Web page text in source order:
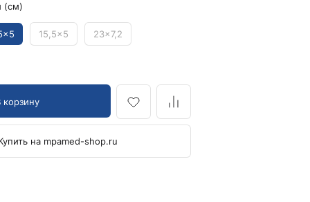
Отоскопы и ЛОР-наборы
ЛОР-наборы
Отоскопы
Приборы для внутривенного вливания под
давлением
Манжеты и аксессуары Metpak
(см)
15,5x5 23x7,2
корзину
на mpamed-shop.ru